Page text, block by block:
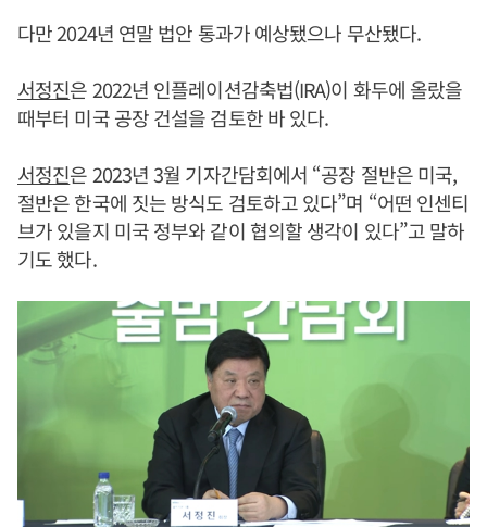
다만 2024년 연말 법안 통과가 예상됐으나 무산됐다.
서정진은 2022년 인플레이션감축법(IRA)이 화두에 올랐을
때부터 미국 공장 건설을 검토한 바 있다.
서정진은 2023년 3월 기자간담회에서 “공장 절반은 미국,
절반은 한국에 짓는 방식도 검토하고 있다”며 “어떤 인센티
브가 있을지 미국 정부와 같이 협의할 생각이 있다”고 말하
기도 했다.